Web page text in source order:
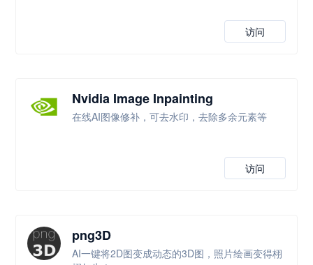
访问
Nvidia Image Inpainting
在线AI图像修补，可去水印，去除多余元素等
访问
png3D
AI一键将2D图变成动态的3D图，照片绘画变得栩